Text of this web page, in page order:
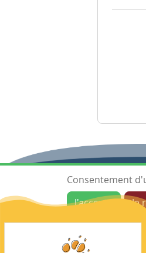
Ressources
Les ressources
Créer une
Consentement
J'accepte
Je
garantir de
des